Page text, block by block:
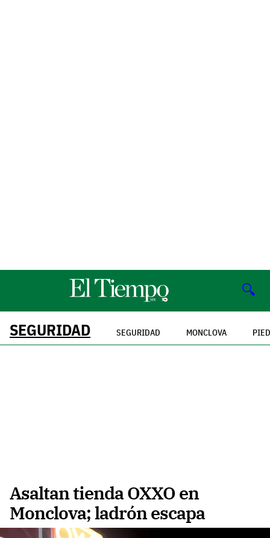
🔍
SEGURIDAD SEGURIDAD MONCLOVA
Asaltan tienda OXXO en
Monclova; ladrón escapa